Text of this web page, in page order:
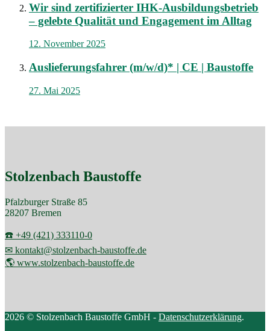
Wir sind zertifizierter IHK-Ausbildungsbetrieb
– gelebte Qualität und Engagement im Alltag
12. November 2025
Auslieferungsfahrer (m/w/d)* | CE | Baustoffe
27. Mai 2025
Stolzenbach Baustoffe
Pfalzburger Straße 85
28207 Bremen
☎️ +49 (421) 333110-0
✉ kontakt@stolzenbach-baustoffe.de
🌎 www.stolzenbach-baustoffe.de
2026 © Stolzenbach Baustoffe GmbH - Datenschutzerklärung.